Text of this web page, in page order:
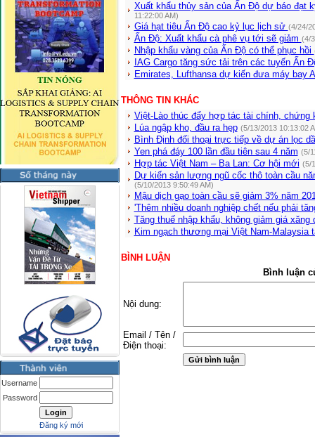
Username
Password
Đăng ký mới
Xuất khẩu thủy sản của Ấn Độ dự báo đạt
11:22:00 AM)
Giá hạt tiêu Ấn Độ cao kỷ lục lịch sử (4/24/
Ấn Độ: Xuất khẩu cà phê vụ tới sẽ giảm (4/
Nhập khẩu vàng của Ấn Độ có thể phục hồi
IAG Cargo tăng sức tải trên các tuyến Ấn
Emirates, Lufthansa dự kiến đưa máy bay
THÔNG TIN KHÁC
Việt-Lào thúc đẩy hợp tác tài chính, chứng
Lúa ngập kho, đầu ra hẹp (5/13/2013 10:13:02
Bình Định đối thoại trực tiếp về dự án lọc
Yen phá đáy 100 lần đầu tiên sau 4 năm (5/
Hợp tác Việt Nam – Ba Lan: Cơ hội mới (5/
Dự kiến sản lượng ngũ cốc thô toàn cầu
(5/10/2013 9:50:49 AM)
Mậu dịch gạo toàn cầu sẽ giảm 3% năm
'Thêm nhiều doanh nghiệp chết nếu phải
Tăng thuế nhập khẩu, không giảm giá xăng
Kim ngạch thương mại Việt Nam-Malaysia
BÌNH LUẬN
Bình luận
Nội dung:
Email / Tên /
Điện thoại: